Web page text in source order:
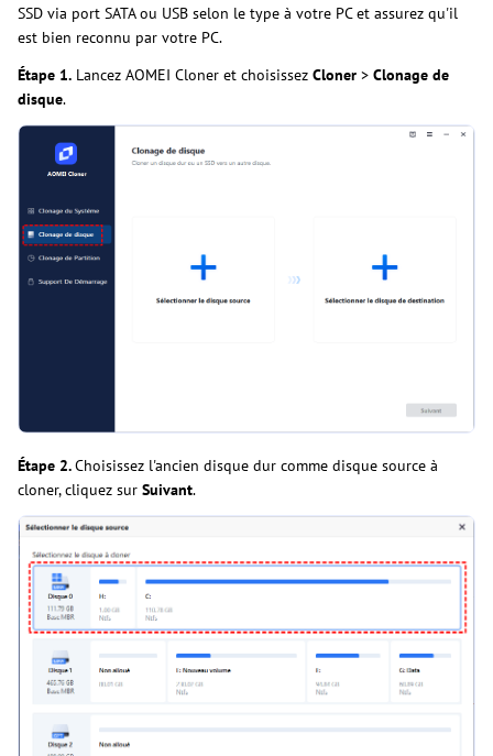
SSD via port SATA ou USB selon le type à votre PC et assurez qu'il
est bien reconnu par votre PC.
Étape 1. Lancez AOMEI Cloner et choisissez Cloner > Clonage de
disque.
Étape 2.Choisissez l'ancien disque dur comme disque source à
cloner, cliquez sur Suivant.